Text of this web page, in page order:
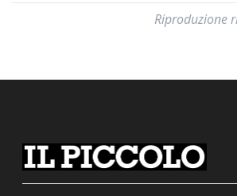
Riproduzione